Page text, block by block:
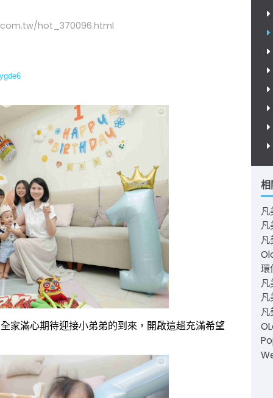
相
凡
凡
凡
環
凡
凡
凡
hot_370096.html
家滿心期待迎接小弟弟的到來，開啟這趟充滿希望